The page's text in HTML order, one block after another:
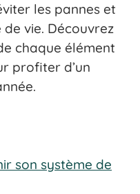
les pannes et
vie. Découvrez
chaque élément
profiter d’un
son système de